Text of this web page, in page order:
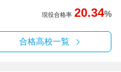
現役合格率 20.34%
合格高校一覧